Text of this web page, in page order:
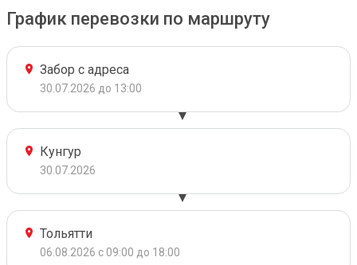
График перевозки по маршруту
Забор с адреса
30.07.2026 до 13:00
Кунгур
30.07.2026
Тольятти
06.08.2026 с 09:00 до 18:00